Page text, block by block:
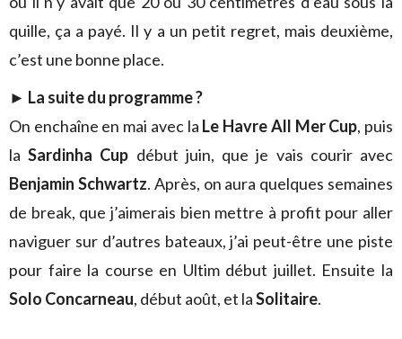
quille, ça a payé. Il y a un petit regret, mais deuxième,
c’est une bonne place.
► La suite du programme ?
On enchaîne en mai avec la Le Havre All Mer Cup, puis
laSardinha Cup début juin, que je vais courir avec
Benjamin Schwartz. Après, on aura quelques semaines
de break, que j’aimerais bien mettre à profit pour aller
naviguer sur d’autres bateaux, j’ai peut-être une piste
pour faire la course en Ultim début juillet. Ensuite la
Solo Concarneau, début août, et laSolitaire.